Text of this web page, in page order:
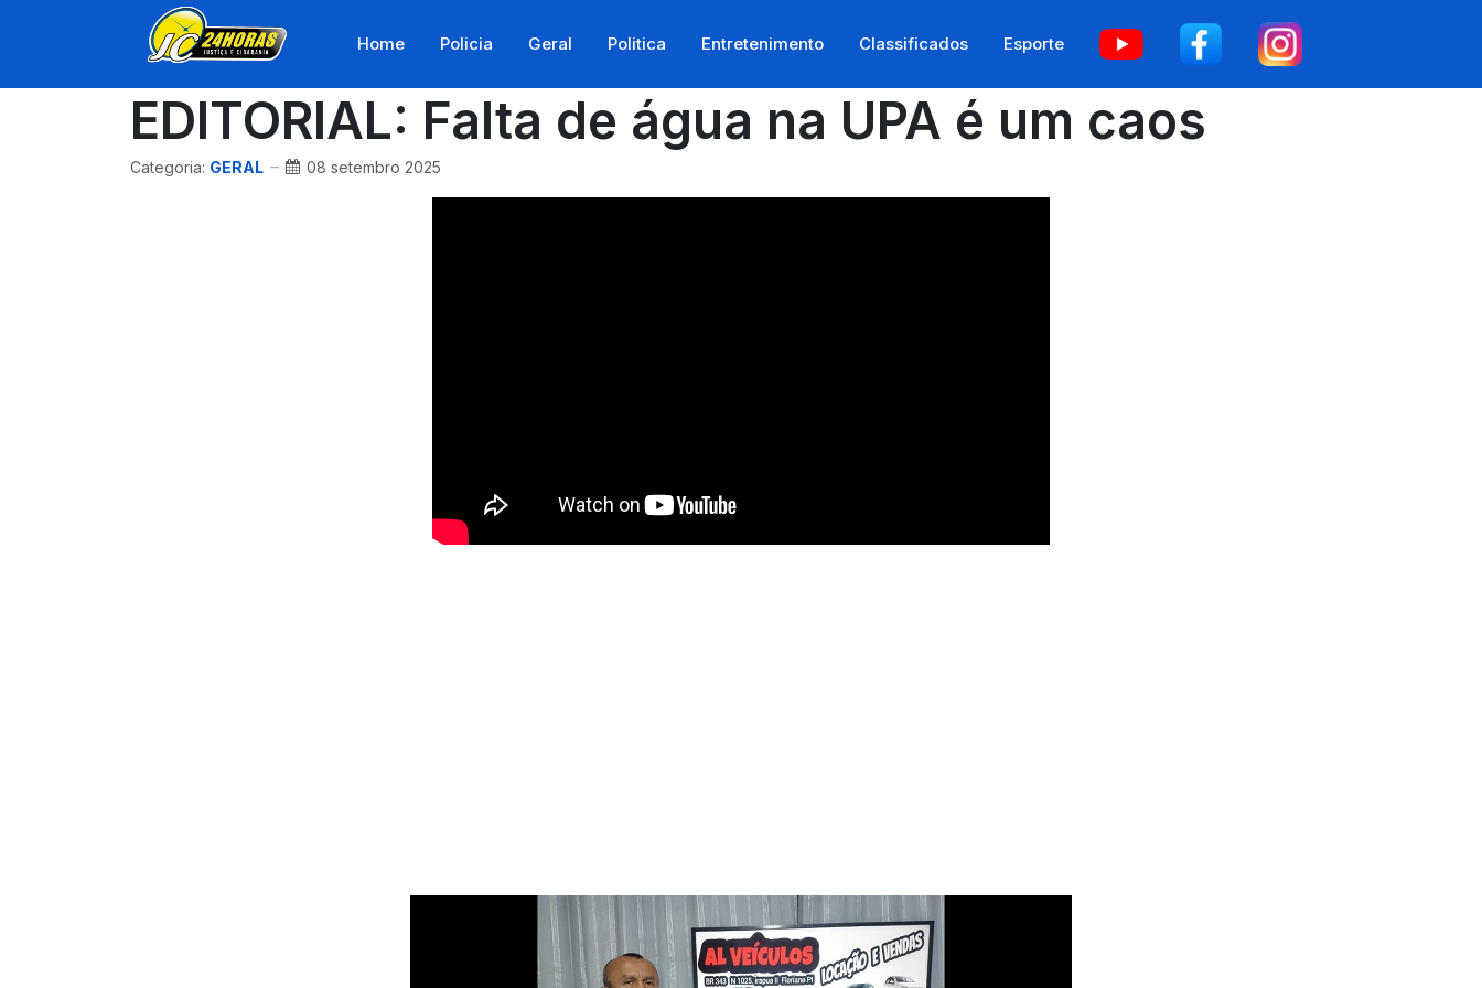
Home Policia Geral Politica Entretenimento Classificados Esporte
EDITORIAL: Falta de água na UPA é um caos
Categoria: GERAL 08 setembro 2025